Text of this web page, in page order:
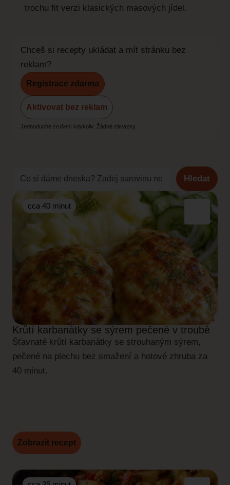
trochu fit verzi klasických masových jídel.
Chceš si recepty ukládat a mít stránku bez
reklam?
Registrace zdarma
Aktivovat bez reklam
Jednoduché zrušení kdykoliv. Žádné závazky.
Hledat
cca 40 minut
Krůtí karbanátky se sýrem pečené v troubě
Šťavnaté krůtí karbanátky se strouhaným sýrem,
pečené na plechu bez smažení a hotové zhruba za
40 minut.
Zobrazit recept